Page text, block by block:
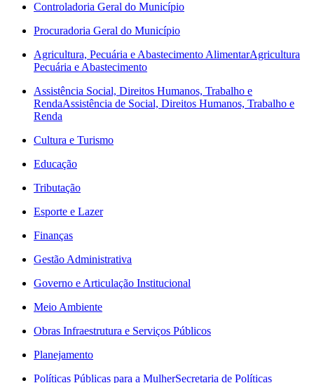
Controladoria Geral do Município
Procuradoria Geral do Município
Agricultura, Pecuária e Abastecimento AlimentarAgricultura
Pecuária e Abastecimento
Assistência Social, Direitos Humanos, Trabalho e
RendaAssistência de Social, Direitos Humanos, Trabalho e
Renda
Cultura e Turismo
Educação
Tributação
Esporte e Lazer
Finanças
Gestão Administrativa
Governo e Articulação Institucional
Meio Ambiente
Obras Infraestrutura e Serviços Públicos
Planejamento
Políticas Públicas para a MulherSecretaria de Políticas